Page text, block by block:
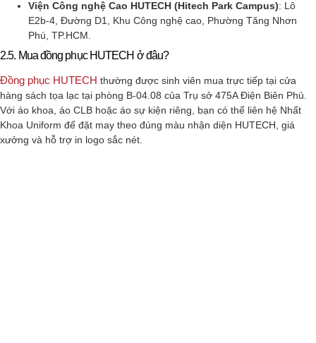
Viện Công nghệ Cao HUTECH (Hitech Park Campus): Lô
E2b-4, Đường D1, Khu Công nghệ cao, Phường Tăng Nhơn
Phú, TP.HCM.
2.5. Mua đồng phục HUTECH ở đâu?
Đồng phục HUTECH thường được sinh viên mua trực tiếp tại cửa
hàng sách tọa lạc tại phòng B-04.08 của Trụ sở 475A Điện Biên Phủ.
Với áo khoa, áo CLB hoặc áo sự kiện riêng, bạn có thể liên hệ Nhất
Khoa Uniform để đặt may theo đúng màu nhận diện HUTECH, giá
xưởng và hỗ trợ in logo sắc nét.